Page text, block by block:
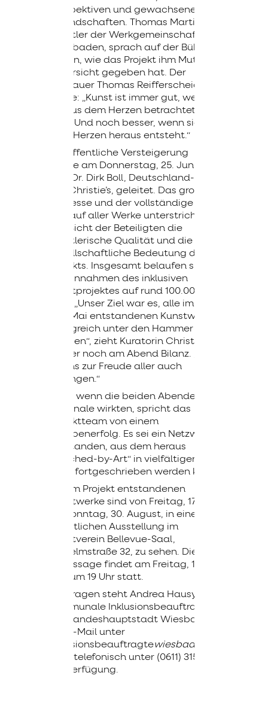
Perspektiven und gewachsene
Freundschaften. Thomas Martin,
Künstler der Werkgemeinschaft
Wiesbaden, sprach auf der Bühne
davon, wie das Projekt ihm Mut und
Zuversicht gegeben hat. Der
Bildhauer Thomas Reifferscheid
sagte: „Kunst ist immer gut, wenn
sie aus dem Herzen betrachtet
wird. Und noch besser, wenn sie aus
dem Herzen heraus entsteht.“
Die öffentliche Versteigerung
wurde am Donnerstag, 25. Juni, von
Prof. Dr. Dirk Boll, Deutschland-Chef
von Christie’s, geleitet. Das große
Interesse und der vollständige
Verkauf aller Werke unterstrichen
aus Sicht der Beteiligten die
künstlerische Qualität und die
gesellschaftliche Bedeutung des
Projekts. Insgesamt belaufen sich
die Einnahmen des inklusiven
Kunstprojektes auf rund 100.000
Euro. „Unser Ziel war es, alle im April
und Mai entstandenen Kunstwerke
erfolgreich unter den Hammer zu
bringen“, zieht Kuratorin Christine
Rother noch am Abend Bilanz. „Das
ist uns zur Freude aller auch
gelungen.“
Auch wenn die beiden Abende wie
ein Finale wirkten, spricht das
Projektteam von einem
Etappenerfolg. Es sei ein Netzwerk
entstanden, aus dem heraus
„Touched-by-Art“ in vielfältiger
Form fortgeschrieben werden kann.
Alle im Projekt entstandenen
Kunstwerke sind von Freitag, 17. Juli,
bis Sonntag, 30. August, in einer
öffentlichen Ausstellung im
Kunstverein Bellevue-Saal,
Wilhelmstraße 32, zu sehen. Die
Vernissage findet am Freitag, 17.
Juli, um 19 Uhr statt.
Für Fragen steht Andrea Hausy,
Kommunale Inklusionsbeauftragte
der Landeshauptstadt Wiesbaden,
per E-Mail unter
inklusionsbeauftragtewiesbaden
oder telefonisch unter (0611) 315896
zur Verfügung.